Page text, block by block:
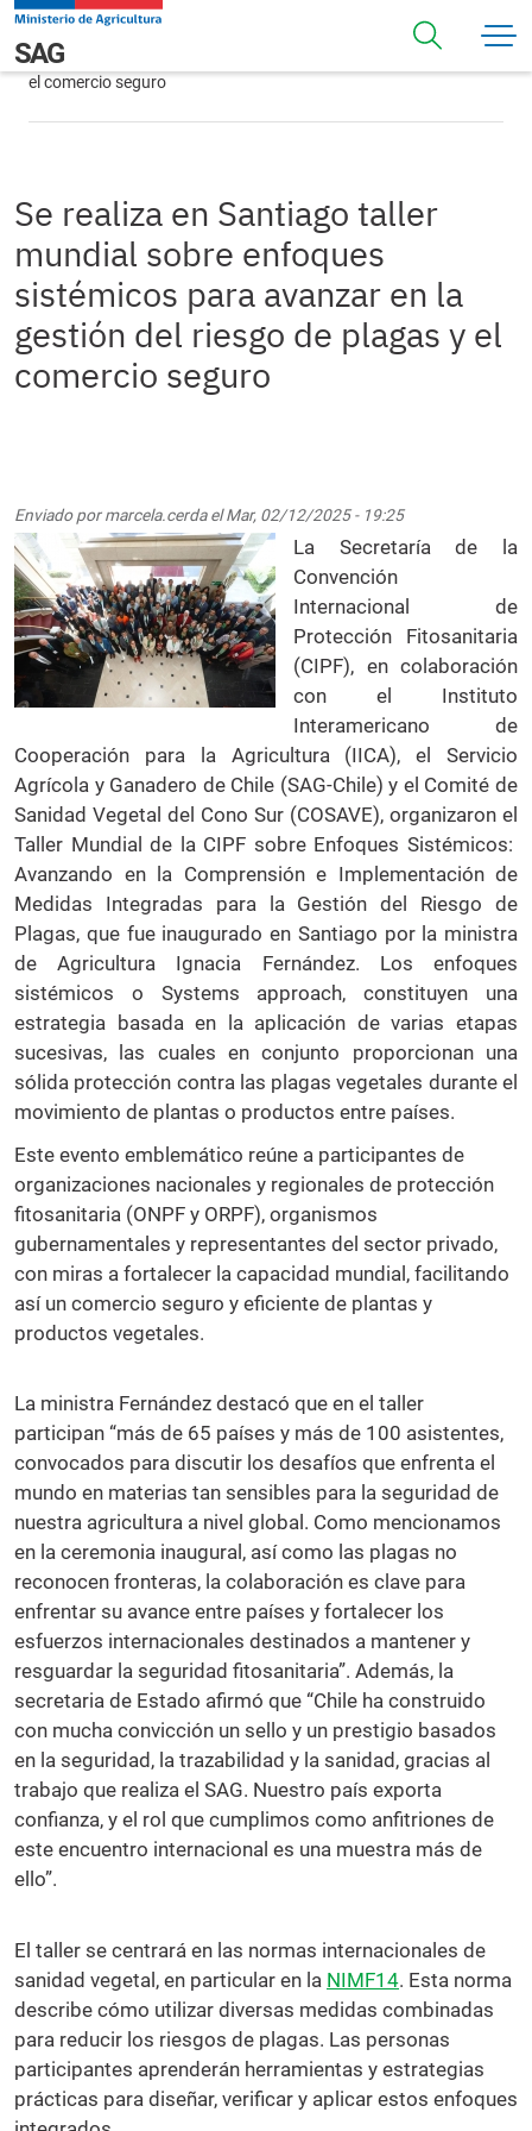
Pasar al contenido principal
Navegación principal
SAGSe realiza en Santiago taller mundial sobre enfoques
sistémicos para avanzar en la gestión del riesgo de plagas y
el comercio seguro
Se realiza en Santiago taller
mundial sobre enfoques
sistémicos para avanzar en la
gestión del riesgo de plagas y el
comercio seguro
Enviado pormarcela.cerdaelMar, 02/12/2025 - 19:25
La Secretaría de la
Convención
Internacional de
Protección Fitosanitaria
(CIPF), en colaboración
con el Instituto
Interamericano de
Cooperación para la Agricultura (IICA), el Servicio
Agrícola y Ganadero de Chile (SAG-Chile) y el Comité de
Sanidad Vegetal del Cono Sur (COSAVE), organizaron el
Taller Mundial de la CIPF sobre Enfoques Sistémicos:
Avanzando en la Comprensión e Implementación de
Medidas Integradas para la Gestión del Riesgo de
Plagas, que fue inaugurado en Santiago por la ministra
de Agricultura Ignacia Fernández. Los enfoques
sistémicos o Systems approach, constituyen una
estrategia basada en la aplicación de varias etapas
sucesivas, las cuales en conjunto proporcionan una
sólida protección contra las plagas vegetales durante el
movimiento de plantas o productos entre países.
Este evento emblemático reúne a participantes de
organizaciones nacionales y regionales de protección
fitosanitaria (ONPF y ORPF), organismos
gubernamentales y representantes del sector privado,
con miras a fortalecer la capacidad mundial, facilitando
así un comercio seguro y eficiente de plantas y
productos vegetales.
La ministra Fernández destacó que en el taller
participan “más de 65 países y más de 100 asistentes,
convocados para discutir los desafíos que enfrenta el
mundo en materias tan sensibles para la seguridad de
nuestra agricultura a nivel global. Como mencionamos
en la ceremonia inaugural, así como las plagas no
reconocen fronteras, la colaboración es clave para
enfrentar su avance entre países y fortalecer los
esfuerzos internacionales destinados a mantener y
resguardar la seguridad fitosanitaria”. Además, la
secretaria de Estado afirmó que “Chile ha construido
con mucha convicción un sello y un prestigio basados
en la seguridad, la trazabilidad y la sanidad, gracias al
trabajo que realiza el SAG. Nuestro país exporta
confianza, y el rol que cumplimos como anfitriones de
este encuentro internacional es una muestra más de
ello”.
El taller se centrará en las normas internacionales de
sanidad vegetal, en particular en la NIMF14. Esta norma
describe cómo utilizar diversas medidas combinadas
para reducir los riesgos de plagas. Las personas
participantes aprenderán herramientas y estrategias
prácticas para diseñar, verificar y aplicar estos enfoques